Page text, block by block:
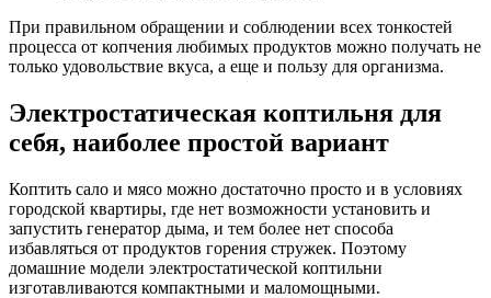
При правильном обращении и соблюдении всех тонкостей
процесса от копчения любимых продуктов можно получать не
только удовольствие вкуса, а еще и пользу для организма.
Электростатическая коптильня для
себя, наиболее простой вариант
Коптить сало и мясо можно достаточно просто и в условиях
городской квартиры, где нет возможности установить и
запустить генератор дыма, и тем более нет способа
избавляться от продуктов горения стружек. Поэтому
домашние модели электростатической коптильни
изготавливаются компактными и маломощными.